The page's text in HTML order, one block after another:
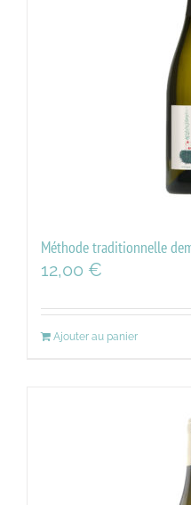
Méthode traditionnelle
12,00 €
Ajouter au panier